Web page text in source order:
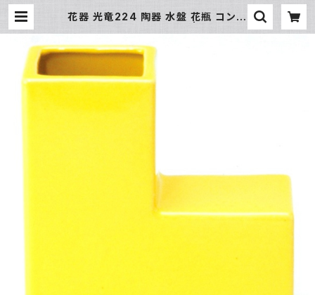
花器 光竜224 陶器 水盤 花瓶 コンポ